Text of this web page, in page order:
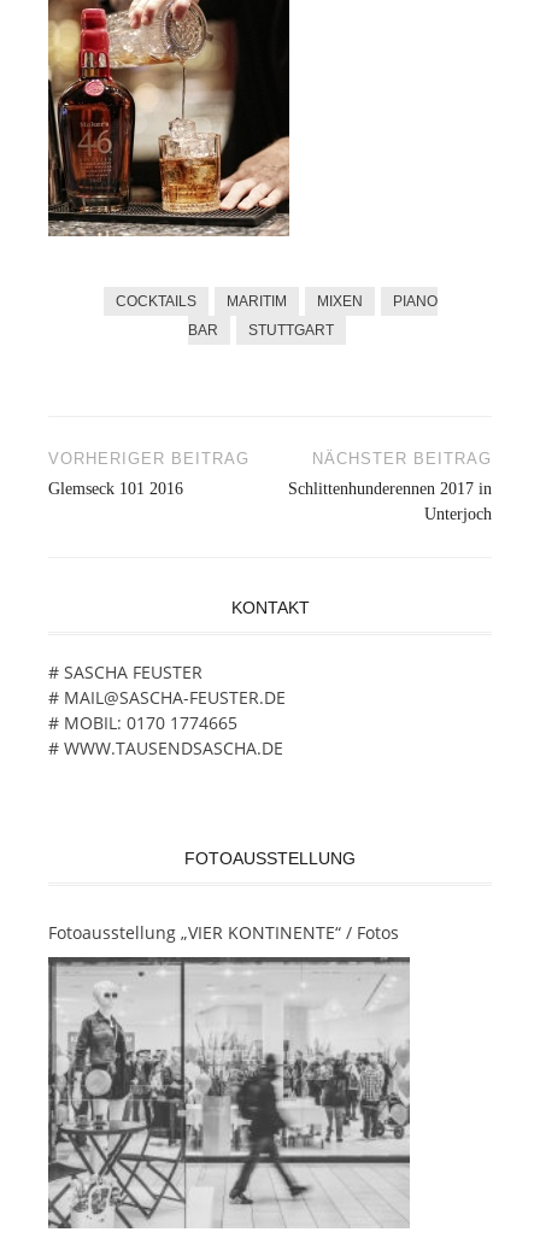
COCKTAILS MARITIM MIXEN
PIANO
BAR
STUTTGART
Beitragsnavigation
VORHERIGER BEITRAG
Glemseck 101 2016
NÄCHSTER BEITRAG
Schlittenhunderennen 2017 in
Unterjoch
KONTAKT
# SASCHA FEUSTER
# MAIL@SASCHA-FEUSTER.DE
# MOBIL: 0170 1774665
# WWW.TAUSENDSASCHA.DE
FOTOAUSSTELLUNG
Fotoausstellung „VIER KONTINENTE“ / Fotos